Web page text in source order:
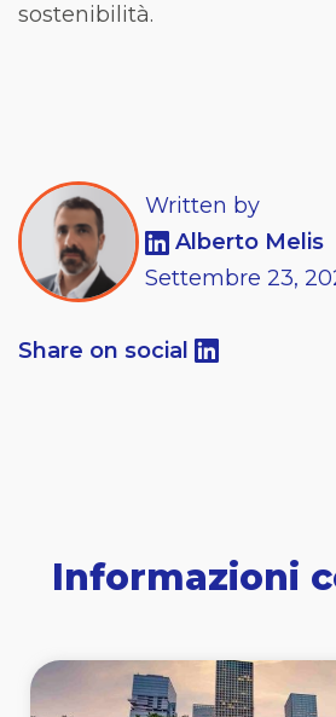
sostenibilità.
Written by
Alberto Melis
Settembre 23,
Share on social
Informazioni